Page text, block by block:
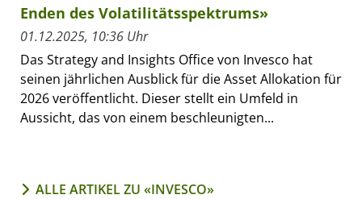
Enden des Volatilitätsspektrums»
01.12.2025, 10:36 Uhr
Das Strategy and Insights Office von Invesco hat
seinen jährlichen Ausblick für die Asset Allokation für
2026 veröffentlicht. Dieser stellt ein Umfeld in
Aussicht, das von einem beschleunigten...
ALLE ARTIKEL ZU «INVESCO»